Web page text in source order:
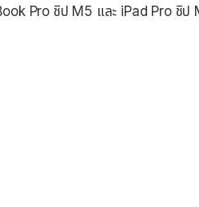
Pro ชิป M5 และ iPad Pro ชิป